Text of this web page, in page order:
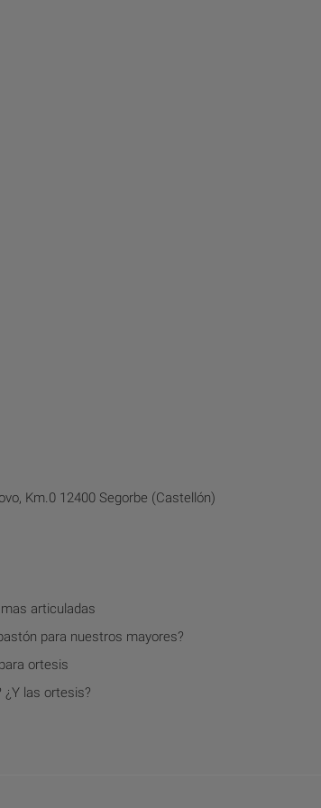
Km.0 12400 Segorbe (Castellón)
articuladas
para nuestros mayores?
ortesis
¿Y las ortesis?